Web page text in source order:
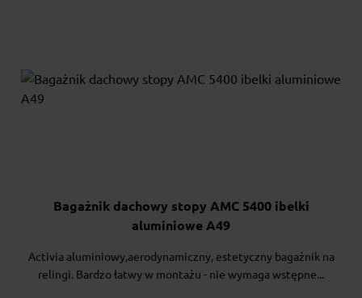
Bagażnik dachowy stopy AMC 5400 ibelki
aluminiowe A49
Activia aluminiowy,aerodynamiczny, estetyczny bagażnik na
relingi. Bardzo łatwy w montażu - nie wymaga wstępne...